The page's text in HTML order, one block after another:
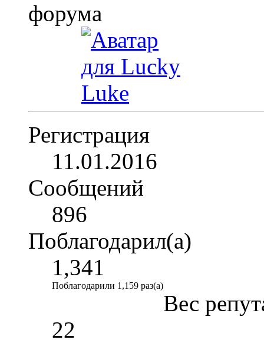
Регистрация
11.01.2016
Сообщений
896
Поблагодарил(а)
1,341
Поблагодарили 1,159 раз(а)
Вес
22